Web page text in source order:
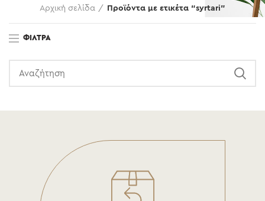
Αρχική σελίδα Προϊόντα με ετικέτα “syrtari”
ΦΊΛΤΡΑ